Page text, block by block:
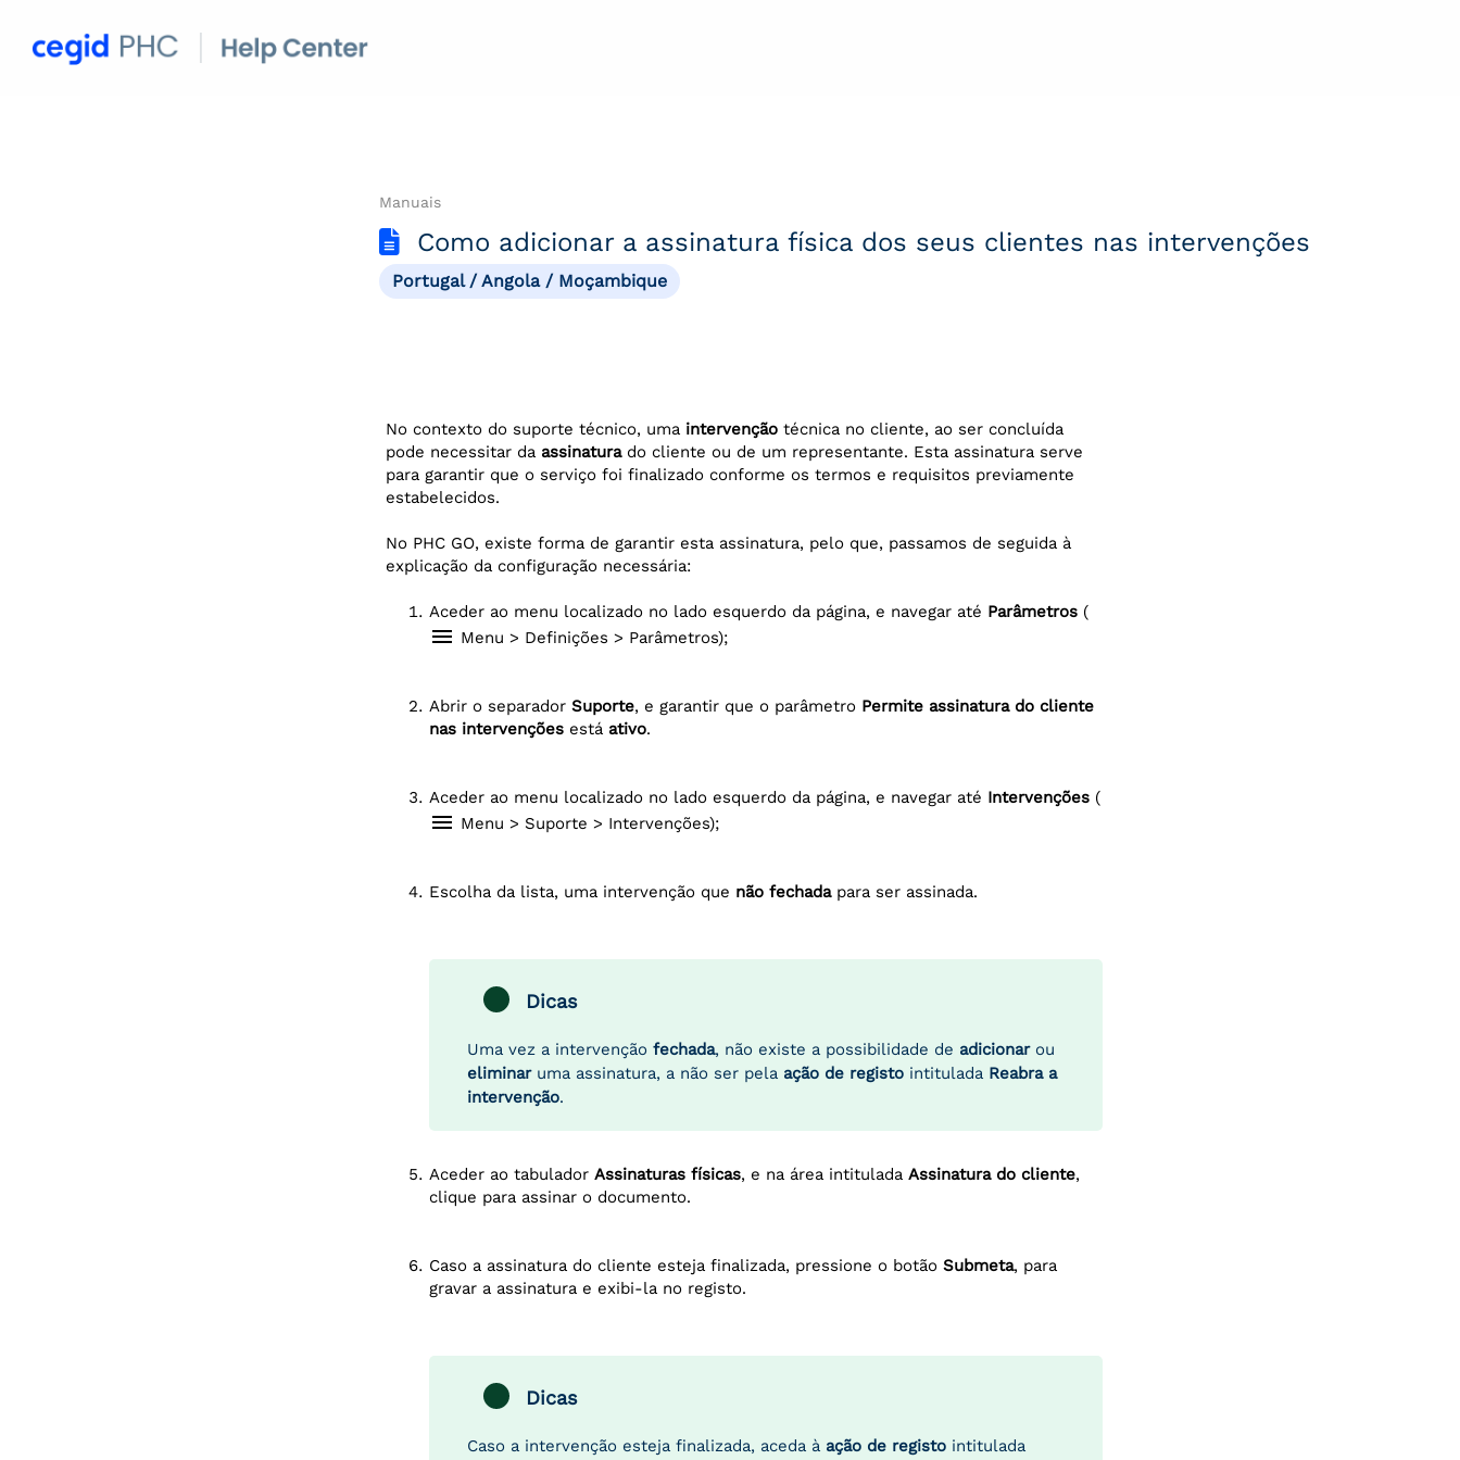
Manuais
Como adicionar a assinatura física dos seus clientes nas intervenções
Portugal / Angola / Moçambique
No contexto do suporte técnico, uma intervenção técnica no cliente, ao ser concluída
pode necessitar da assinaturado cliente ou de um representante. Esta assinatura serve
para garantir que o serviço foi finalizado conforme os termos e requisitos previamente
estabelecidos.
No PHC GO, existe forma de garantir esta assinatura, pelo que, passamos de seguida à
explicação da configuração necessária:
Aceder ao menu localizado no lado esquerdo da página, e navegar até Parâmetros (
menu Menu > Definições > Parâmetros);
Abrir o separadorSuporte, e garantir que o parâmetro Permite assinatura do cliente
nas intervenções está ativo.
Aceder ao menu localizado no lado esquerdo da página, e navegar até Intervenções (
menu Menu > Suporte > Intervenções);
Escolha da lista, uma intervenção que não fechadapara ser assinada.
Dicas
Uma vez a intervençãofechada, não existe a possibilidade de adicionarou
eliminaruma assinatura, a não ser pela ação de registo intitulada Reabra a
intervenção.
Aceder ao tabuladorAssinaturas físicas, e na área intituladaAssinatura do cliente,
clique para assinar o documento.
Caso a assinatura do cliente esteja finalizada, pressione o botãoSubmeta, para
gravar a assinatura e exibi-la no registo.
Dicas
Caso a intervenção esteja finalizada, aceda à ação de registo intitulada